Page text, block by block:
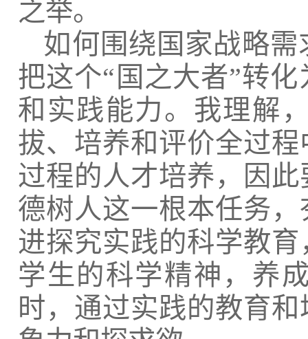
之举。
如何围绕国家战略
把这个“国之大者”转
和实践能力。我理解
拔、培养和评价全过
过程的人才培养，因
德树人这一根本任务
进探究实践的科学教
学生的科学精神，养
时，通过实践的教育